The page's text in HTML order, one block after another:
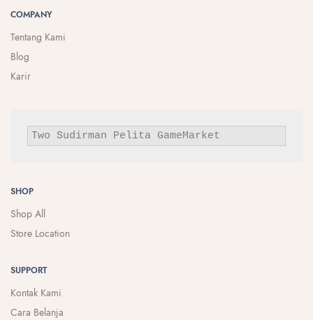
COMPANY
Tentang Kami
Blog
Karir
Two Sudirman Pelita GameMarket
SHOP
Shop All
Store Location
SUPPORT
Kontak Kami
Cara Belanja